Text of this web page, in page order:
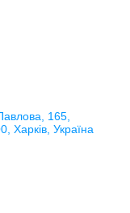
165,
Харків, Україна